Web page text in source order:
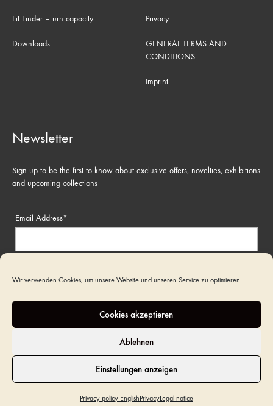
Wir verwenden Cookies, um unsere Website und unseren Service zu optimieren.
Cookies akzeptieren
Ablehnen
Einstellungen anzeigen
Privacy policy EnglishPrivacyLegal notice
Fit Finder – urn capacity
Downloads
Privacy
GENERAL TERMS AND
CONDITIONS
Imprint
Newsletter
Sign up to be the first to know about exclusive offers, novelties, exhibitions
and upcoming collections
Email Address*
©2022 Art Funeral. All rights reserved